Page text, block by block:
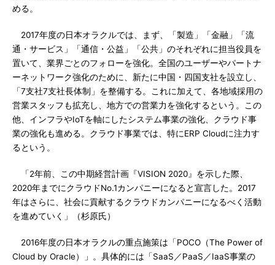
める。
2017年度の日本オラクルでは、まず、「製造」「金融」「流
通・サービス」「通信・公益」「公共」のそれぞれに担当役員を
置いて、業界ごとのフォローを強化。全国のユーザーやパートナ
ーネットワーク強化のために、新たに中国・四国支社を設立し、
「7支社7支社長体制」を整備する。これに加えて、各地域採用の
営業スタッフも拡充し、地方での営業力を強化するという。この
他、インフラやIoTを軸にしたシステム事業の強化、クラウド事
業の強化も進める。クラウド事業では、特にERP Cloudに注力す
るという。
「2年前、この中期経営計画『VISION 2020』を示した際、
2020年までにクラウドNo.1カンパニーになると宣言した。2017
年はさらに、社会に貢献するクラウドカンパニーになるべく活動
を進めていく」（杉原氏）
2016年度の日本オラクルの重点施策は「POCO（The Power of
Cloud by Oracle）」。具体的には「SaaS／PaaS／IaaS事業の